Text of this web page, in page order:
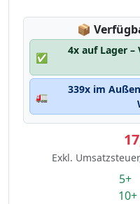
📦
✅
4x auf Lager –
🚛
339x im
Exkl.
5+